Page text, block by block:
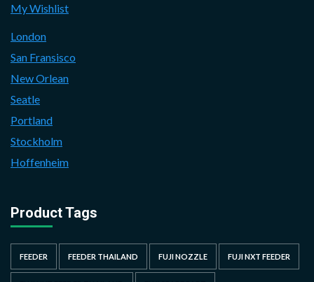
My Wishlist
London
San Fransisco
New Orlean
Seatle
Portland
Stockholm
Hoffenheim
Product Tags
FEEDER FEEDER THAILAND FUJI NOZZLE FUJI NXT FEEDER